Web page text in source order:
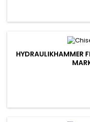
HYDRAULIKHAMMER